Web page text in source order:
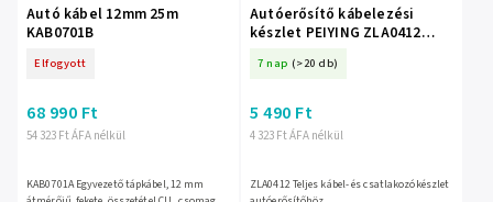
Autó kábel 12mm 25m
KAB0701B
Elfogyott
54 323 Ft ÁFA nélkül
68 990 Ft
KAB0701A Egyvezető tápkábel, 12 mm
Autóerősítő kábelezési
készlet PEIYING ZLA0412
7 nap (>20 db)
4 323 Ft ÁFA nélkül
5 490 Ft
ZLA0412 Teljes kábel- és csatlakozókészlet